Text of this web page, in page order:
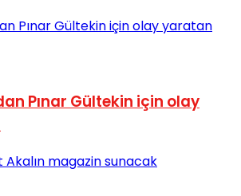
Pınar Gültekin için olay